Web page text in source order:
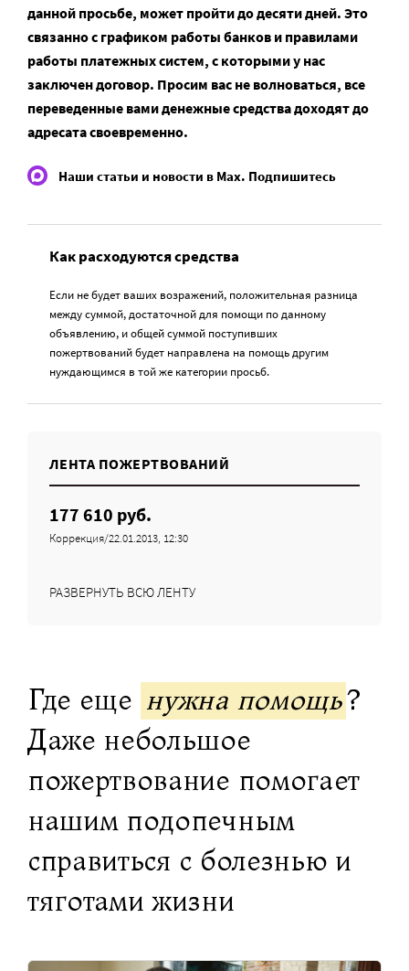
данной просьбе, может пройти до десяти дней. Это
связанно с графиком работы банков и правилами
работы платежных систем, с которыми у нас
заключен договор. Просим вас не волноваться, все
переведенные вами денежные средства доходят до
адресата своевременно.
Наши статьи и новости в Max. Подпишитесь
Как расходуются средства
Если не будет ваших возражений, положительная разница
между суммой, достаточной для помощи по данному
объявлению, и общей суммой поступивших
пожертвований будет направлена на помощь другим
нуждающимся в той же категории просьб.
ЛЕНТА ПОЖЕРТВОВАНИЙ
177 610 руб.
Коррекция/22.01.2013, 12:30
РАЗВЕРНУТЬ ВСЮ ЛЕНТУ
Где еще нужна помощь?
Даже небольшое
пожертвование помогает
нашим подопечным
справиться с болезнью и
тяготами жизни